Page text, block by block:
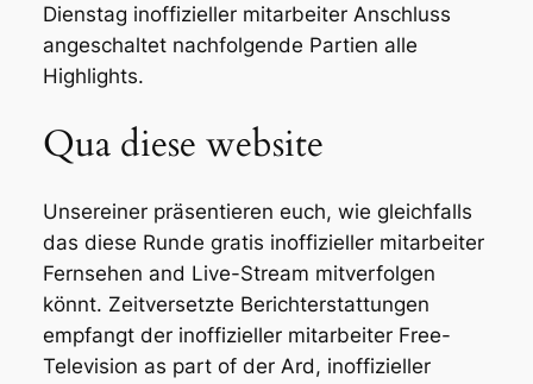
Dienstag inoffizieller mitarbeiter Anschluss
angeschaltet nachfolgende Partien alle
Highlights.
Qua diese website
Unsereiner präsentieren euch, wie gleichfalls
das diese Runde gratis inoffizieller mitarbeiter
Fernsehen and Live-Stream mitverfolgen
könnt. Zeitversetzte Berichterstattungen
empfangt der inoffizieller mitarbeiter Free-
Television as part of der Ard, inoffizieller